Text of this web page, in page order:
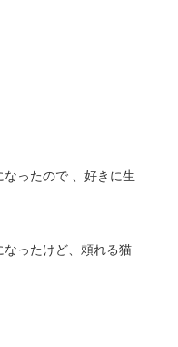
ったので 、好きに生
ったけど、頼れる猫